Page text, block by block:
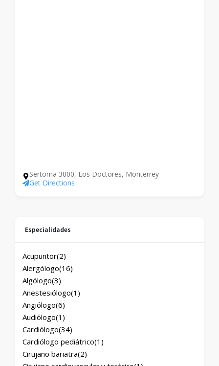
Sertoma 3000, Los Doctores, Monterrey
Get Directions
Especialidades
Acupuntor(2)
Alergólogo(16)
Algólogo(3)
Anestesiólogo(1)
Angiólogo(6)
Audiólogo(1)
Cardiólogo(34)
Cardiólogo pediátrico(1)
Cirujano bariatra(2)